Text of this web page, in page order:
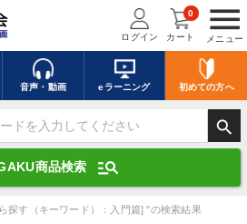
menu
メニュー
ログイン カート
0
音声・動画 eラーニング 初めての方へ
search
商品検索 manage_search
て探す
索結果に表示する
上記の条件で検索
探す（キーワード）：入門篇] "の検索結果